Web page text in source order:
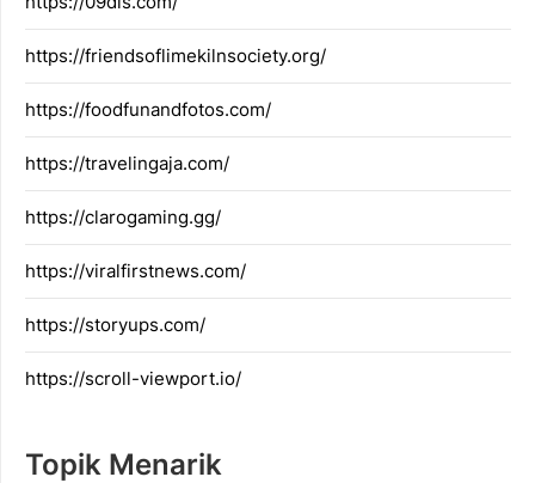
https://friendsoflimekilnsociety.org/
https://foodfunandfotos.com/
https://travelingaja.com/
https://clarogaming.gg/
https://viralfirstnews.com/
https://storyups.com/
https://scroll-viewport.io/
Topik Menarik